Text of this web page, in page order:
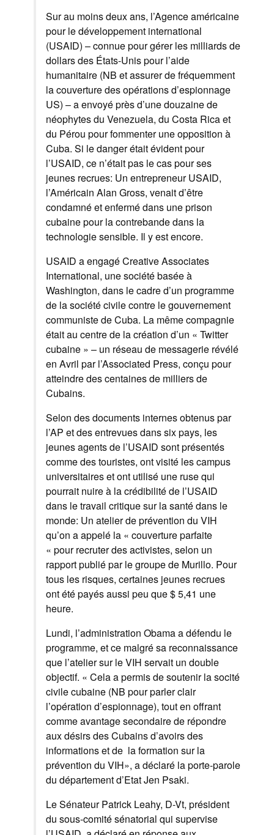
Sur au moinsdeux ans, l’Agence américaine
pour le développement international
(USAID) –connuepour gérer les milliards de
dollarsdes États-Unispour l’aide
humanitaire (NB et assurer de fréquemment
la couverture des opérations d’espionnage
US) –a envoyéprès d’une douzainede
néophytesdu Venezuela, du Costa Ricaet
du Pérou pour fommenter une opposition à
Cuba. Si le dangerétait évident pour
l’USAID, ce n’était pas le cas pour ses
jeunes recrues: Un entrepreneur USAID,
l’Américain Alan Gross, venait d’être
condamné et enfermédans une prison
cubainepour la contrebandedans la
technologiesensible. Il y estencore.
USAID a engagéCreativeAssociates
International, une société basée à
Washington, dans le cadred’un programme
de la société civile contre le gouvernement
communiste deCuba. La même compagnie
était au centre de la création d’un « Twitter
cubaine » – un réseau de messagerie révélé
en Avril par l’Associated Press, conçu pour
atteindre des centainesde milliers de
Cubains.
Selon des documents internesobtenus par
l’AP etdes entrevues dans sixpays, les
jeunesagentsde l’USAID sont présentés
comme destouristes, ont visité les campus
universitairesetont utilisé une rusequi
pourrait nuire à la crédibilitéde l’USAID
dans le travail critique sur la santédans le
monde: Un atelierde prévention du VIH
qu’on a appelé la « couverture parfaite
« pour recruter desactivistes, selon un
rapport publié par le groupe de Murillo. Pour
tous les risques, certaines jeunes recrues
ont été payésaussi peu que$ 5,41 une
heure.
Lundi, l’administration Obamaa défendu le
programme, et ce malgré sa reconnaissance
que l’atelier sur le VIH servait un double
objectif. « Cela a permis de soutenir la socité
civile cubaine (NB pour parler clair
l’opération d’espionnage), tout en offrant
comme avantage secondairede répondre
auxdésirs desCubainsd’avoirs des
informations et de laformation sur la
prévention du VIH», a déclaré la porte-parole
du département d’EtatJen Psaki.
LeSénateur Patrick Leahy, D-Vt, président
du sous-comité sénatorial qui supervise